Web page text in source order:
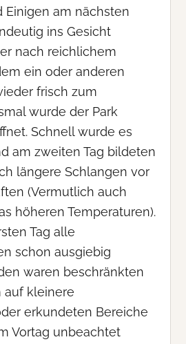
Einigen am nächsten
ins Gesicht
nach reichlichem
ein oder anderen
frisch zum
wurde der Park
Schnell wurde es
am zweiten Tag bildeten
längere Schlangen vor
(Vermutlich auch
höheren Temperaturen).
Tag alle
schon ausgiebig
waren beschränkten
auf kleinere
erkundeten Bereiche
Vortag unbeachtet